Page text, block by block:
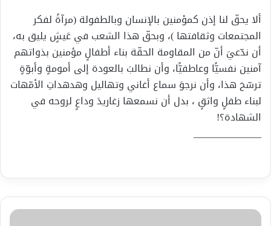
ألا يحقّ لنا إذن كمؤمنين بالإنسان وبالطفولة (مرآةً لفكر
المجتمعات وثقافتها )، وبحقّ هذا الشعب في عَيشٍ يليق به،
أن ندّعيَ أنّ من المقاومة الحقّة بناء أطفالٍ مؤمنين بذواتهم
آمنين نفسيًّا وعاطفيًّا، وأن نطالبَ بالعودة إلى أمومةٍ وأبوّةٍ
ترسّخ هذا، وأن نرجوَ سماع أغاني وتهاليل وهدهداتِ الأمّهات
لبناء طفلٍ واثقٍ ، بدل أن نسمعها زغاريدَ وداعٍ لروحه في
الشهادة؟!
______________